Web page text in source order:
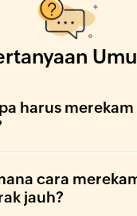
harus merekam
cara
jauh?